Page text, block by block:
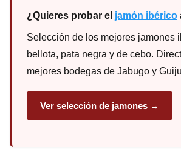
¿Quieres probar el jamón ibérico
Selección de los mejores jamones
bellota, pata negra y de cebo.
mejores bodegas de Jabugo y
Ver selección de jamones →